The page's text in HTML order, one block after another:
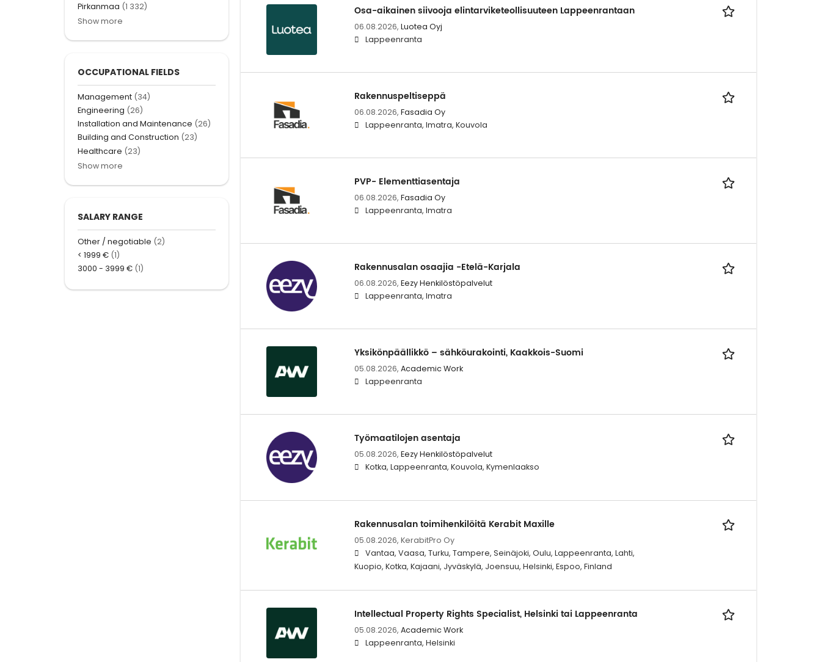
Osa-aikainen siivooja elintarviketeollisuuteen Lappeenrantaan
06.08.2026, Luotea Oyj
Lappeenranta
Rakennuspeltiseppä
06.08.2026, Fasadia Oy
Lappeenranta, Imatra, Kouvola
PVP- Elementtiasentaja
06.08.2026, Fasadia Oy
Lappeenranta, Imatra
Rakennusalan osaajia -Etelä-Karjala
06.08.2026, Eezy Henkilöstöpalvelut
Lappeenranta, Imatra
Yksikönpäällikkö – sähköurakointi, Kaakkois-Suomi
05.08.2026, Academic Work
Lappeenranta
Työmaatilojen asentaja
05.08.2026, Eezy Henkilöstöpalvelut
Kotka, Lappeenranta, Kouvola, Kymenlaakso
Rakennusalan toimihenkilöitä Kerabit Maxille
05.08.2026, KerabitPro Oy
Vantaa, Vaasa, Turku, Tampere, Seinäjoki, Oulu, Lappeenranta, Lahti,
Kuopio, Kotka, Kajaani, Jyväskylä, Joensuu, Helsinki, Espoo, Finland
Intellectual Property Rights Specialist, Helsinki tai Lappeenranta
05.08.2026, Academic Work
Lappeenranta, Helsinki
Pirkanmaa (1 332)
Show more
OCCUPATIONAL FIELDS
Management (34)
Engineering (26)
Installation and Maintenance (26)
Building and Construction (23)
Healthcare (23)
Show more
SALARY RANGE
Other / negotiable (2)
< 1999 € (1)
3000 - 3999 € (1)